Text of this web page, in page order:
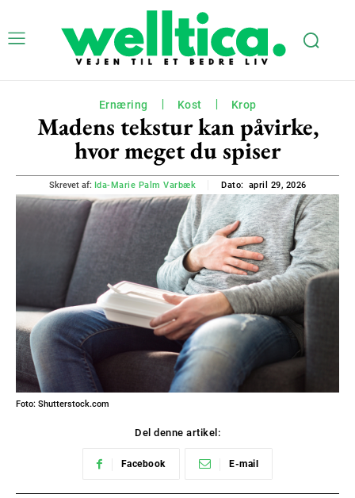
Ernæring Kost Krop
Madens tekstur kan påvirke,
hvor meget du spiser
Skrevet af: Ida-Marie Palm Varbæk Dato: april 29, 2026
Foto: Shutterstock.com
Del denne artikel:
Facebook E-mail